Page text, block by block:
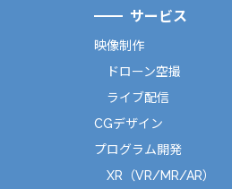
サービス
映像制作
ドローン空撮
ライブ配信
CGデザイン
プログラム開発
XR（VR/MR/AR）